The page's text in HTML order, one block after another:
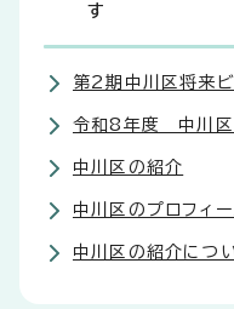
す
第2期中川区将来ビ
令和8年度 中川区
中川区の紹介
中川区のプロフィ
中川区の紹介につ